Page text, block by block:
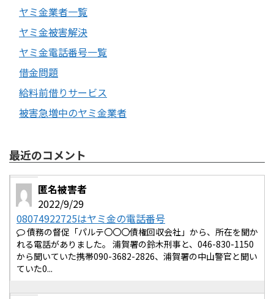
ヤミ金業者一覧
ヤミ金被害解決
ヤミ金電話番号一覧
借金問題
給料前借りサービス
被害急増中のヤミ金業者
最近のコメント
匿名被害者
2022/9/29
08074922725はヤミ金の電話番号
債務の督促「パルテ〇〇〇債権回収会社」から、所在を聞か
れる電話がありました。 浦賀署の鈴木刑事と、046-830-1150
から聞いていた携帯090-3682-2826、浦賀署の中山警官と聞い
ていた0...